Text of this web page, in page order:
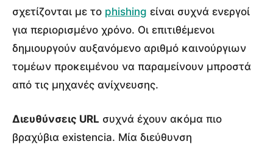
σχετίζονται με το phishing είναι συχνά ενεργοί
για περιορισμένο χρόνο. Οι επιτιθέμενοι
δημιουργούν αυξανόμενο αριθμό καινούργιων
τομέων προκειμένου να παραμείνουν μπροστά
από τις μηχανές ανίχνευσης.
Διευθύνσεις URL συχνά έχουν ακόμα πιο
βραχύβια existencia. Μία διεύθυνση